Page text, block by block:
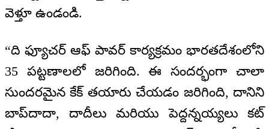
వెళ్తూ ఉండండి.
“ది ఫ్యూచర్ ఆఫ్ పావర్ కార్యక్రమం భారతదేశంలోని
35 పట్టణాలలో జరిగింది. ఈ సందర్భంగా చాలా
సుందరమైన కేక్ తయారు చేయడం జరిగింది, దానిని
బాప్‍దాదా, దాదీలు మరియు పెద్దన్నయ్యలు కట్